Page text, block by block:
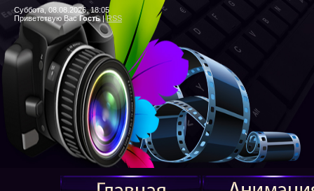
Суббота, 08.08.2026, 18:05
Приветствую Вас Гость|RSS